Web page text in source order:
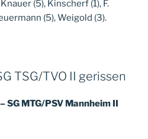
(5), Kinscherf (1), F.
(5), Weigold (3).
TSG/TVO II gerissen
SG MTG/PSV Mannheim II